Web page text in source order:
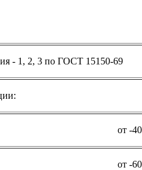
- 1, 2, 3 по ГОСТ 15150-69
от -
от -